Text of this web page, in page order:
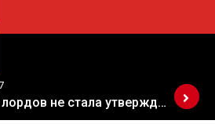
Палата лордов не стала утверждать законопроект о "брексите"